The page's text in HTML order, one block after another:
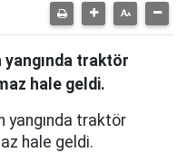
yangında traktör
hale geldi.
yangında traktör
hale geldi.